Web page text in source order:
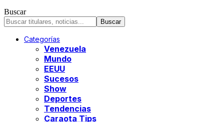
Buscar
Categorías
Venezuela
Mundo
EEUU
Sucesos
Show
Deportes
Tendencias
Caraota Tips